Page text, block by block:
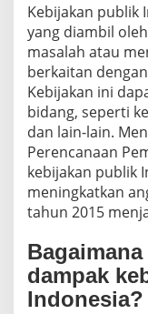
Kebijakan publik
yang diambil
masalah atau
berkaitan
Kebijakan ini
bidang, seperti
dan lain-lain.
Perencanaan
kebijakan publik
meningkatkan
tahun 2015
dampak
Indonesia?